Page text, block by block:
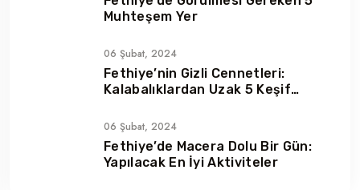
Muhteşem Yer
06 Şubat, 2024
Fethiye’nin Gizli Cennetleri:
Kalabalıklardan Uzak 5 Keşif
06 Şubat, 2024
Fethiye’de Macera Dolu Bir Gün:
Yapılacak En İyi Aktiviteler